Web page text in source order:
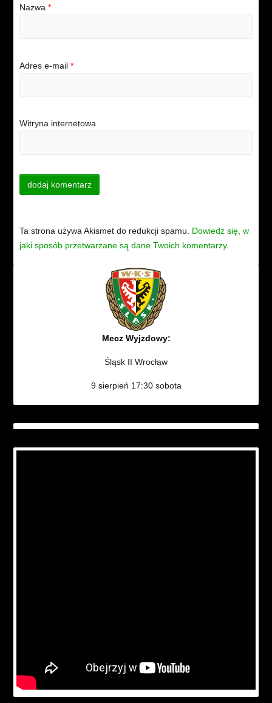
Nazwa *
Adres e-mail *
Witryna internetowa
Ta strona używa Akismet do redukcji spamu. Dowiedz się, w
jaki sposób przetwarzane są dane Twoich komentarzy.
Mecz Wyjzdowy:
Śląsk II Wrocław
9 sierpień 17:30 sobota